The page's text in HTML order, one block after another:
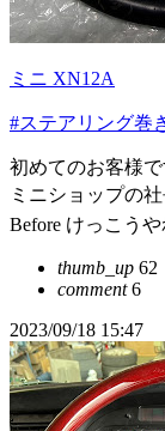
ミニ XN12A
#ステアリング巻
初めてのお客様
ミニショップの
Before けっこう
thumb_up 62
comment6
2023/09/18 15:47